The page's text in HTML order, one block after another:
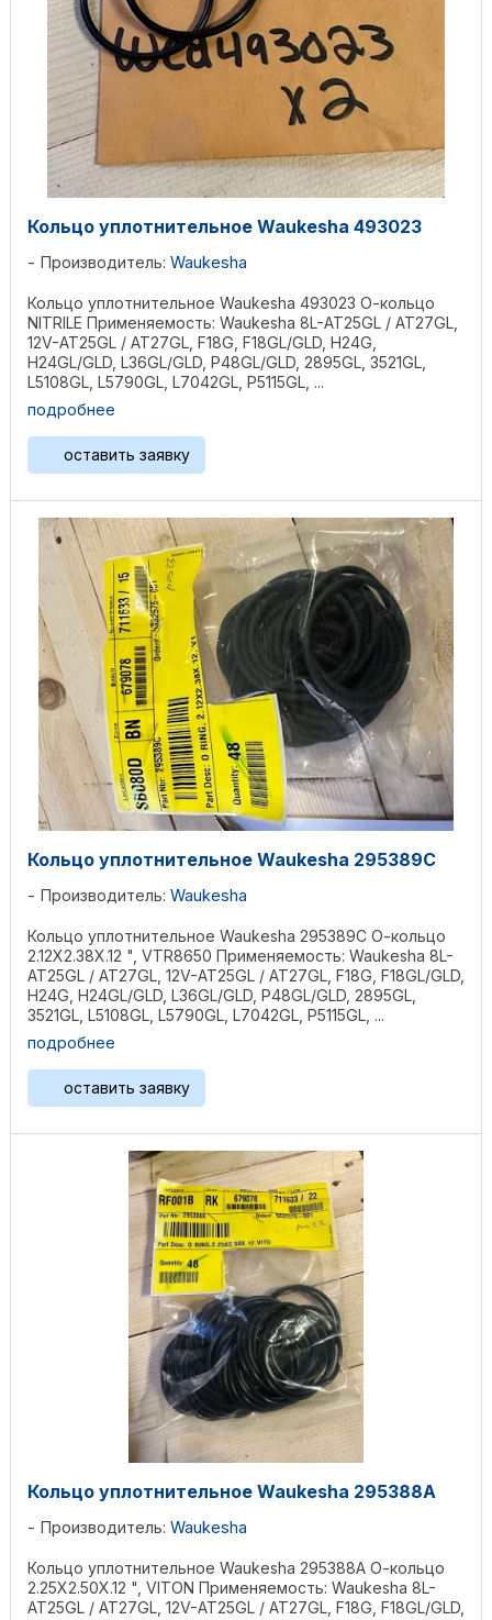
Кольцо уплотнительное Waukesha 493023
Производитель: Waukesha
Кольцо уплотнительное Waukesha 493023 О-кольцо
NITRILE Применяемость: Waukesha 8L-AT25GL / AT27GL,
12V-AT25GL / AT27GL, F18G, F18GL/GLD, H24G,
H24GL/GLD, L36GL/GLD, P48GL/GLD, 2895GL, 3521GL,
L5108GL, L5790GL, L7042GL, P5115GL, ...
подробнее
оставить заявку
Кольцо уплотнительное Waukesha 295389С
Производитель: Waukesha
Кольцо уплотнительное Waukesha 295389С О-кольцо
2.12X2.38X.12 ", VTR8650 Применяемость: Waukesha 8L-
AT25GL / AT27GL, 12V-AT25GL / AT27GL, F18G, F18GL/GLD,
H24G, H24GL/GLD, L36GL/GLD, P48GL/GLD, 2895GL,
3521GL, L5108GL, L5790GL, L7042GL, P5115GL, ...
подробнее
оставить заявку
Кольцо уплотнительное Waukesha 295388А
Производитель: Waukesha
Кольцо уплотнительное Waukesha 295388А О-кольцо
2.25X2.50X.12 ", VITON Применяемость: Waukesha 8L-
AT25GL / AT27GL, 12V-AT25GL / AT27GL, F18G, F18GL/GLD,